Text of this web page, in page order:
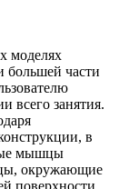
моделях
большей части
всего занятия.
в
мышцы
окружающие